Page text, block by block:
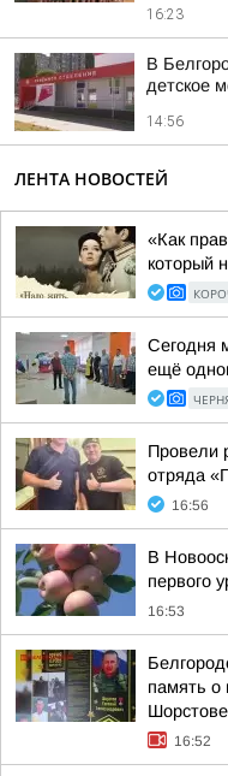
16:23
В
детское
14:56
ЛЕНТА НОВОСТЕЙ
«Как
который
Сегодня
ещё
Провели
отряда
16:56
В
первого
16:53
память о
Шорстове
16:52